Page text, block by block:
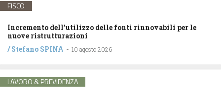
FISCO
Incremento dell’utilizzo delle fonti rinnovabili per le
nuove ristrutturazioni
/Stefano SPINA - 10 agosto 2026
LAVORO & PREVIDENZA